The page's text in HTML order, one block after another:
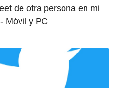
de otra persona en mi
Móvil y PC